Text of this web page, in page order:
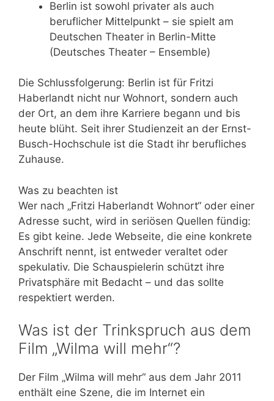
Berlin ist sowohl privater als auch
beruflicher Mittelpunkt – sie spielt am
Deutschen Theater in Berlin-Mitte
(Deutsches Theater – Ensemble)
Die Schlussfolgerung: Berlin ist für Fritzi
Haberlandt nicht nur Wohnort, sondern auch
der Ort, an dem ihre Karriere begann und bis
heute blüht. Seit ihrer Studienzeit an der Ernst-
Busch-Hochschule ist die Stadt ihr berufliches
Zuhause.
Was zu beachten ist
Wer nach „Fritzi Haberlandt Wohnort“ oder einer
Adresse sucht, wird in seriösen Quellen fündig:
Es gibt keine. Jede Webseite, die eine konkrete
Anschrift nennt, ist entweder veraltet oder
spekulativ. Die Schauspielerin schützt ihre
Privatsphäre mit Bedacht – und das sollte
respektiert werden.
Was ist der Trinkspruch aus dem
Film „Wilma will mehr“?
Der Film „Wilma will mehr“ aus dem Jahr 2011
enthält eine Szene, die im Internet ein